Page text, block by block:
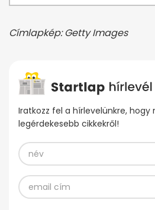
Címlapkép: Getty Images
Iratkozz fel a hírlevelünkre, hogy
legérdekesebb cikkekről!